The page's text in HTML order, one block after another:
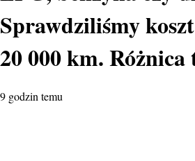
Sprawdziliśmy
20 000 km. Różnica
9 godzin temu